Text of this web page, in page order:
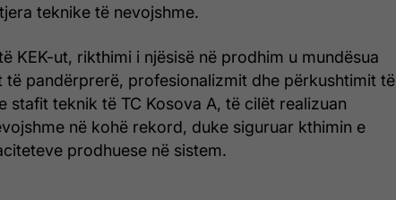
teknike të nevojshme.
KEK-ut, rikthimi i njësisë në prodhim u mundësua
të pandërprerë, profesionalizmit dhe përkushtimit të
stafit teknik të TC Kosova A, të cilët realizuan
në kohë rekord, duke siguruar kthimin e
prodhuese në sistem.